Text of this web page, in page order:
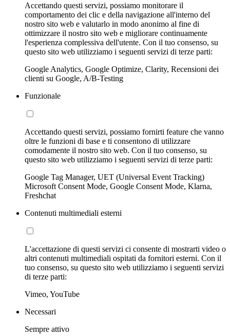
Accettando questi servizi, possiamo monitorare il
comportamento dei clic e della navigazione all'interno del
nostro sito web e valutarlo in modo anonimo al fine di
ottimizzare il nostro sito web e migliorare continuamente
l'esperienza complessiva dell'utente. Con il tuo consenso, su
questo sito web utilizziamo i seguenti servizi di terze parti:
Google Analytics, Google Optimize, Clarity, Recensioni dei
clienti su Google, A/B-Testing
Funzionale
Accettando questi servizi, possiamo fornirti feature che vanno
oltre le funzioni di base e ti consentono di utilizzare
comodamente il nostro sito web. Con il tuo consenso, su
questo sito web utilizziamo i seguenti servizi di terze parti:
Google Tag Manager, UET (Universal Event Tracking)
Microsoft Consent Mode, Google Consent Mode, Klarna,
Freshchat
Contenuti multimediali esterni
L'accettazione di questi servizi ci consente di mostrarti video o
altri contenuti multimediali ospitati da fornitori esterni. Con il
tuo consenso, su questo sito web utilizziamo i seguenti servizi
di terze parti:
Vimeo, YouTube
Necessari
Sempre attivo